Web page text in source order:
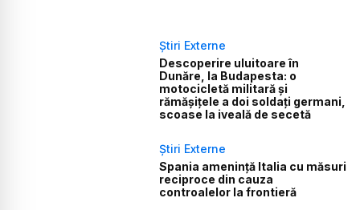
Știri Externe
Descoperire uluitoare în
Dunăre, la Budapesta: o
motocicletă militară și
rămășițele a doi soldați germani,
scoase la iveală de secetă
Știri Externe
Spania amenință Italia cu măsuri
reciproce din cauza
controalelor la frontieră